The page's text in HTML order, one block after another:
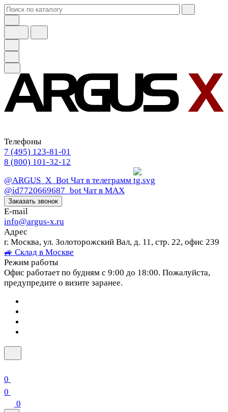
Телефоны
7 (495) 123-81-01
8 (800) 101-32-12
@ARGUS_X_Bot Чат в телеграмм
@id7720669687_bot Чат в МАХ
Заказать звонок
E-mail
info@argus-x.ru
Адрес
г. Москва, ул. Золоторожский Вал, д. 11, стр. 22, офис 239
🚙 Склад в Москве
Режим работы
Офис работает по будням с 9:00 до 18:00. Пожалуйста,
предупредите о визите заранее.
0
0
0